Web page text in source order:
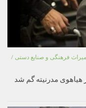
میراث فرهنگی و صنایع دستی /
مدرنیته گم شد